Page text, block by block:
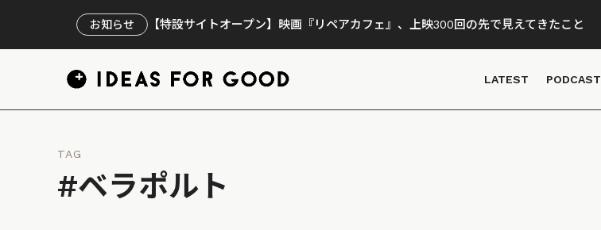
お知らせ 【特設サイトオープン】映画『リペアカフェ』、上映300回の先で見えてきたこと
LATEST PODCAST
TAG
#ベラポルト